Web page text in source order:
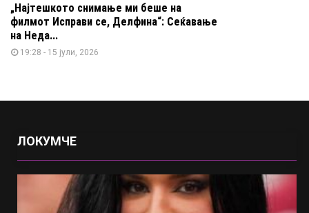
„Најтешкото снимање ми беше на
филмот Исправи се, Делфина“: Сеќавање
на Неда...
19:28 - 15 јули, 2026
ЛОКУМЧЕ